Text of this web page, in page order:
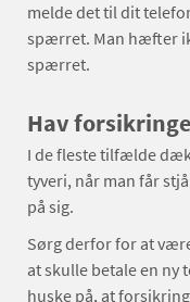
melde det til dit
spærret. Man hæfter
spærret.
Hav
I de fleste tilfælde
tyveri, når man får
på sig.
Sørg derfor for at
at skulle betale en ny
huske på, at